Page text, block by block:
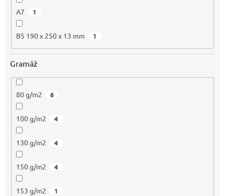
A7 1
B5 190 x 250 x 13 mm 1
Gramáž
80 g/m2 6
100 g/m2 4
130 g/m2 4
150 g/m2 4
153 g/m2 1